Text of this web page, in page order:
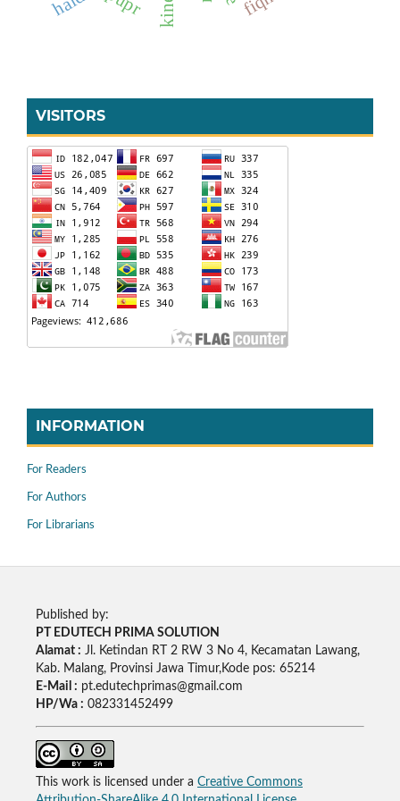
VISITORS
INFORMATION
For Readers
For Authors
For Librarians
Published by:
PT EDUTECH PRIMA SOLUTION
Alamat : Jl. Ketindan RT 2 RW 3 No 4, Kecamatan Lawang,
Kab. Malang, Provinsi Jawa Timur,Kode pos: 65214
E-Mail : pt.edutechprimas@gmail.com
HP/Wa : 082331452499
This work is licensed under a Creative Commons